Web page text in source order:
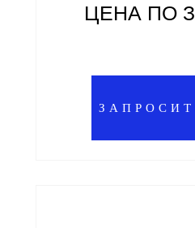
ЦЕНА ПО